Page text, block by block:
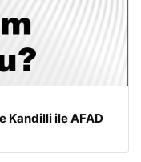
Kandilli ile AFAD